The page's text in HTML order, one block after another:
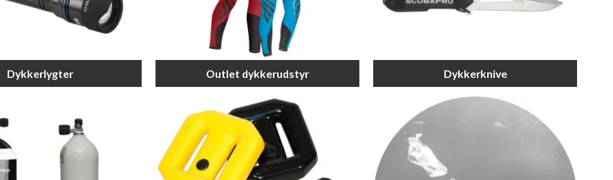
Dykkerlygter Outlet dykkerudstyr Dykkerknive